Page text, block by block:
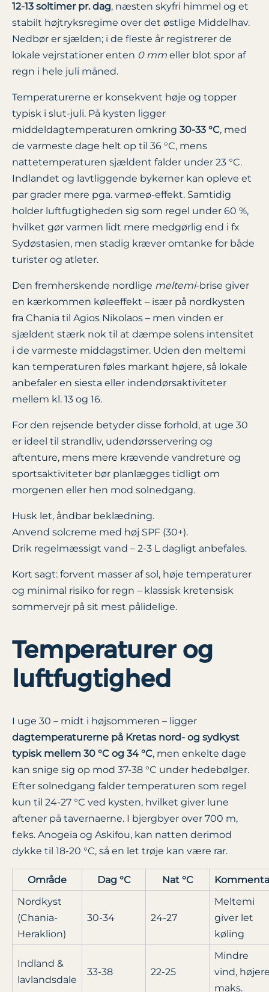
12-13 soltimer pr. dag, næsten skyfri himmel og et
stabilt højtryksregime over det østlige Middelhav.
Nedbør er sjælden; i de fleste år registrerer de
lokale vejrstationer enten 0 mm eller blot spor af
regn i hele juli måned.
Temperaturerne er konsekvent høje og topper
typisk i slut-juli. På kysten ligger
middeldagtemperaturen omkring 30-33 °C, med
de varmeste dage helt op til 36 °C, mens
nattetemperaturen sjældent falder under 23 °C.
Indlandet og lavtliggende bykerner kan opleve et
par grader mere pga. varmeø-effekt. Samtidig
holder luftfugtigheden sig som regel under 60 %,
hvilket gør varmen lidt mere medgørlig end i fx
Sydøstasien, men stadig kræver omtanke for både
turister og atleter.
Den fremherskende nordlige meltemi-brise giver
en kærkommen køleeffekt – især på nordkysten
fra Chania til Agios Nikolaos – men vinden er
sjældent stærk nok til at dæmpe solens intensitet
i de varmeste middagstimer. Uden den meltemi
kan temperaturen føles markant højere, så lokale
anbefaler en siesta eller indendørsaktiviteter
mellem kl. 13 og 16.
For den rejsende betyder disse forhold, at uge 30
er ideel til strandliv, udendørsservering og
aftenture, mens mere krævende vandreture og
sportsaktiviteter bør planlægges tidligt om
morgenen eller hen mod solnedgang.
Husk let, åndbar beklædning.
Anvend solcreme med høj SPF (30+).
Drik regelmæssigt vand – 2-3 L dagligt anbefales.
Kort sagt: forvent masser af sol, høje temperaturer
og minimal risiko for regn – klassisk kretensisk
sommervejr på sit mest pålidelige.
Temperaturer og
luftfugtighed
I uge 30 – midt i højsommeren – ligger
dagtemperaturerne på Kretas nord- og sydkyst
typisk mellem 30 °C og 34 °C, men enkelte dage
kan snige sig op mod 37-38 °C under hedebølger.
Efter solnedgang falder temperaturen som regel
kun til 24-27 °C ved kysten, hvilket giver lune
aftener på tavernaerne. I bjergbyer over 700 m,
f.eks. Anogeia og Askifou, kan natten derimod
dykke til 18-20 °C, så en let trøje kan være rar.
Område Dag °C Nat °C
Nordkyst
(Chania-
Heraklion)
30-34 24-27
Meltemi
giver let
køling
Indland &
lavlandsdale
33-38 22-25
Mindre
vind,
maks.